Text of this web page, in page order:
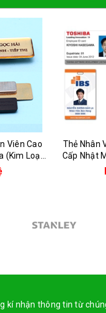
Viên Cao
(Kim Loại,
Thẻ Nhân
Cấp Nhật
kí nhận thông tin từ